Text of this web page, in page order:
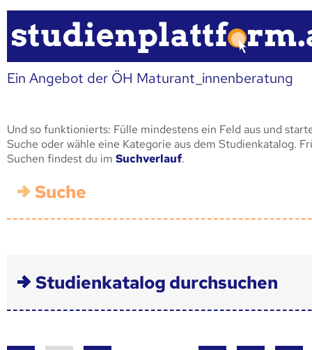
Ein Angebot der ÖH Maturant_innenberatung
Und so funktionierts: Fülle mindestens ein Feld aus und
Suche oder wähle eine Kategorie aus dem Studienkatalog.
Suchen findest du im Suchverlauf.
Suche
Studienkatalog durchsuchen